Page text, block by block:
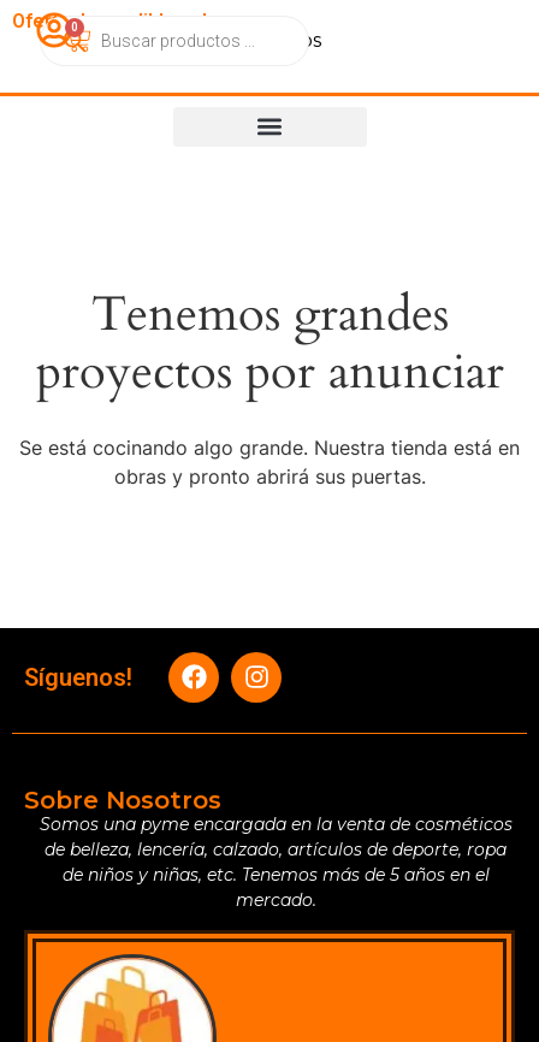
OfertasImperdibles.cl
CatálogoContactoNosotros
0
Tenemos grandes
proyectos por anunciar
Se está cocinando algo grande. Nuestra tienda está en
obras y pronto abrirá sus puertas.
Síguenos!
Sobre Nosotros
Somos una pyme encargada en la venta de cosméticos
de belleza, lencería, calzado, artículos de deporte, ropa
de niños y niñas, etc. Tenemos más de 5 años en el
mercado.